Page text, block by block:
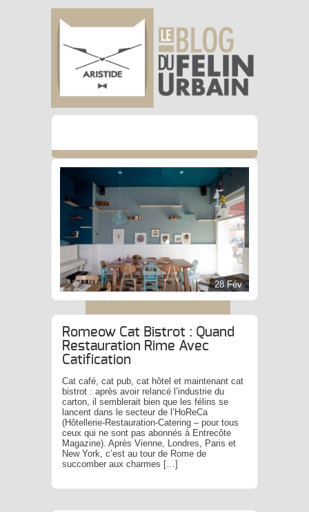
28 Fév
Romeow Cat Bistrot : Quand
Restauration Rime Avec
Catification
Cat café, cat pub, cat hôtel et maintenant cat
bistrot : après avoir relancé l’industrie du
carton, il semblerait bien que les félins se
lancent dans le secteur de l’HoReCa
(Hôtellerie-Restauration-Catering – pour tous
ceux qui ne sont pas abonnés à Entrecôte
Magazine). Après Vienne, Londres, Paris et
New York, c’est au tour de Rome de
succomber aux charmes […]